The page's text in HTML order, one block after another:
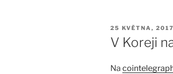
PUBLIKOVÁNO
25 KVĚTNA, 2017
V Koreji
Na